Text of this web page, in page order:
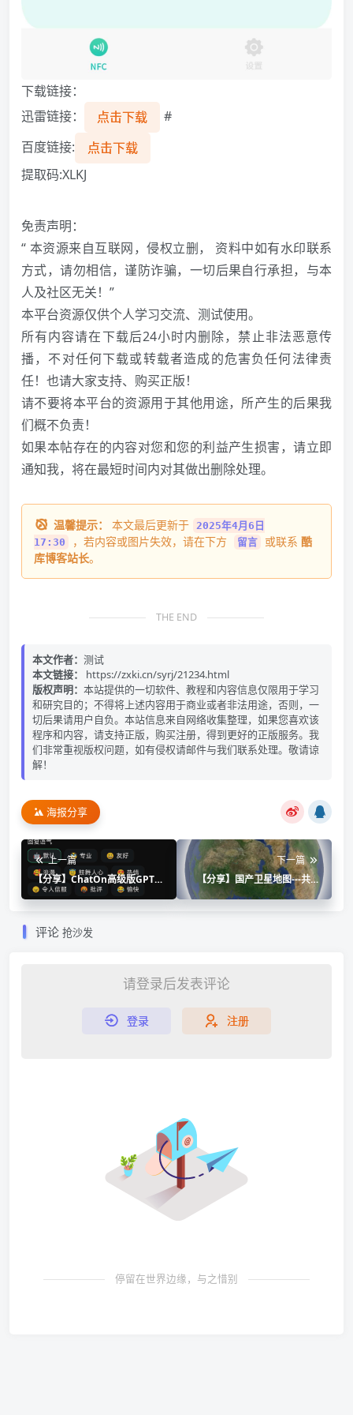
下载链接：
迅雷链接：
点击下载
#
百度链接:
点击下载
提取码:XLKJ
免责声明：
“ 本资源来自互联网，侵权立删， 资料中如有水印联系
方式，请勿相信，谨防诈骗，一切后果自行承担，与本
人及社区无关！”
本平台资源仅供个人学习交流、测试使用。
所有内容请在下载后24小时内删除，禁止非法恶意传
播，不对任何下载或转载者造成的危害负任何法律责
任！也请大家支持、购买正版！
请不要将本平台的资源用于其他用途，所产生的后果我
们概不负责！
如果本帖存在的内容对您和您的利益产生损害，请立即
通知我，将在最短时间内对其做出删除处理。
温馨提示： 本文最后更新于 2025年4月6日
17:30
，若内容或图片失效，请在下方 留言 或联系 酷
库博客站长。
THE END
本文作者： 测试
本文链接：
https://zxki.cn/syrj/21234.html
版权声明： 本站提供的一切软件、教程和内容信息仅限用于学习
和研究目的；不得将上述内容用于商业或者非法用途，否则，一
切后果请用户自负。本站信息来自网络收集整理，如果您喜欢该
程序和内容，请支持正版，购买注册，得到更好的正版服务。我
们非常重视版权问题，如有侵权请邮件与我们联系处理。敬请谅
解！
海报分享
上一篇
【分享】ChatOn高级版GPT-
4o+deepseekR1满血
下一篇
【分享】国产卫星地图---共生
地球 v1.1.19
评论 抢沙发
请登录后发表评论
登录 注册
停留在世界边缘，与之惜别